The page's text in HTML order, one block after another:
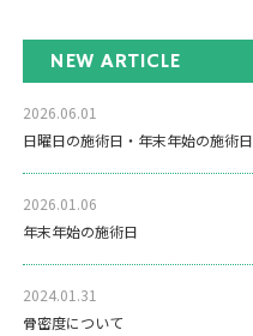
NEW ARTICLE
2026.06.01
日曜日の施術日・年末年始の施術日
2026.01.06
年末年始の施術日
2024.01.31
骨密度について